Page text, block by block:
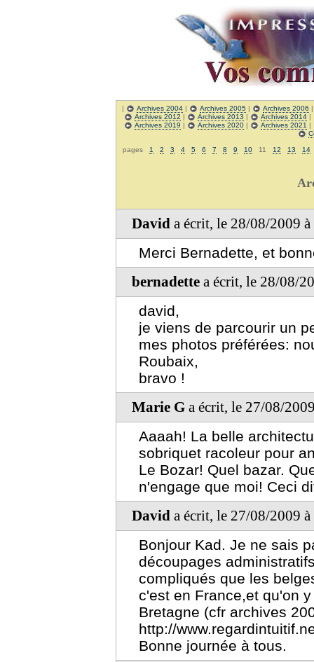
| Archives 2004 | Archives 2005 | Archives 2006
Archives 2012 | Archives 2013 | Archives 2014|
Archives 2019 | Archives 2020| Archives 2021 |
pages 1 2 3 4 5 6 7 8 9 1011 12 13 14
David a écrit, le 28/08/2009
Merci Bernadette, et
bernadette a écrit, le 28/08/
david,
je viens de parcourir un
mes photos préférées:
Roubaix,
bravo !
Marie G a écrit, le 27/08/
Aaaah! La belle
sobriquet racoleur pour
Le Bozar! Quel bazar.
n'engage que moi! Ceci
David a écrit, le 27/08/2009
Bonjour Kad. Je ne sais
découpages
compliqués que les
c'est en France,et qu'on
Bretagne (cfr archives
http://
Bonne journée à tous.